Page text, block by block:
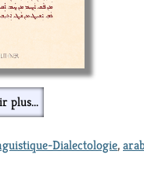
plus...
Dialectologie,